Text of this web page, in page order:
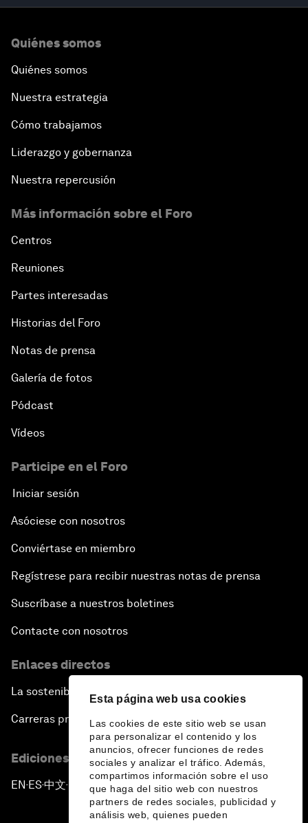
Esta página web usa cookies
Las cookies de este sitio web se usan
para personalizar el contenido y los
anuncios, ofrecer funciones de redes
sociales y analizar el tráfico. Además,
compartimos información sobre el uso
que haga del sitio web con nuestros
partners de redes sociales, publicidad y
análisis web, quienes pueden
Quiénes somos
Quiénes somos
Nuestra estrategia
Cómo trabajamos
Liderazgo y gobernanza
Nuestra repercusión
Más información sobre el Foro
Centros
Reuniones
Partes interesadas
Historias del Foro
Notas de prensa
Galería de fotos
Pódcast
Vídeos
Participe en el Foro
Iniciar sesión
Asóciese con nosotros
Conviértase en miembro
Regístrese para recibir nuestras notas de prensa
Suscríbase a nuestros boletines
Contacte con nosotros
Enlaces directos
La sostenibilidad en el Foro
Carreras profesionales
Ediciones en otros idiomas
EN ▪ES▪中文▪ 日本語